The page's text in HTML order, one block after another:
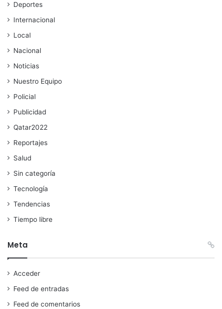
Deportes
Internacional
Local
Nacional
Noticias
Nuestro Equipo
Policial
Publicidad
Qatar2022
Reportajes
Salud
Sin categoría
Tecnología
Tendencias
Tiempo libre
Meta
Acceder
Feed de entradas
Feed de comentarios